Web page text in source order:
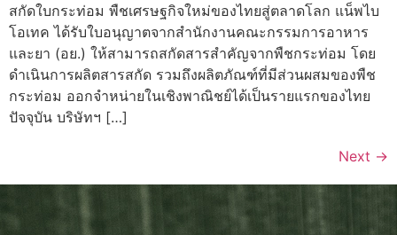
สกัดใบกระท่อม พืชเศรษฐกิจใหม่ของไทยสู่ตลาดโลก แน็พไบ
โอเทค ได้รับใบอนุญาตจากสำนักงานคณะกรรมการอาหาร
และยา (อย.) ให้สามารถสกัดสารสำคัญจากพืชกระท่อม โดย
ดำเนินการผลิตสารสกัด รวมถึงผลิตภัณฑ์ที่มีส่วนผสมของพืช
กระท่อม ออกจำหน่ายในเชิงพาณิชย์ได้เป็นรายแรกของไทย
ปัจจุบัน บริษัทฯ […]
Next →